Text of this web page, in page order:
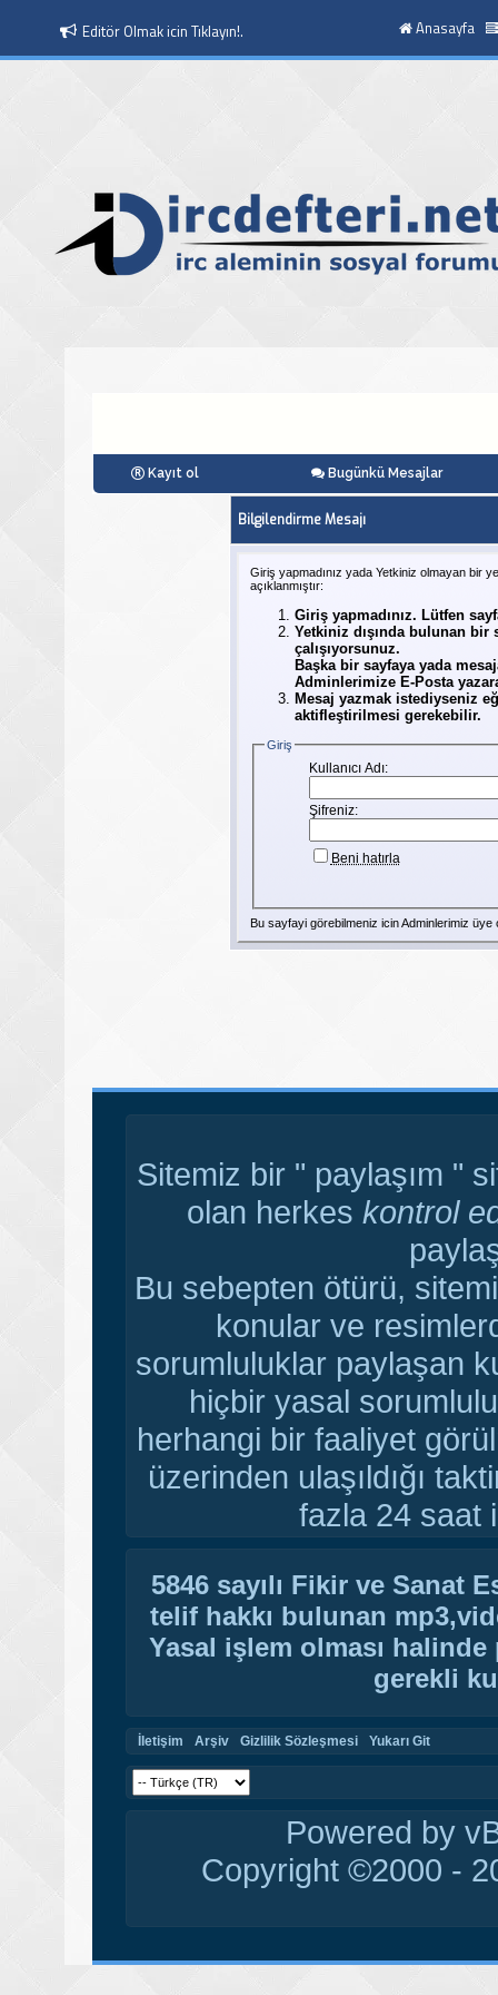
Editör Olmak icin Tıklayın!. Anasayfa
Kayıt ol Bugünkü Mesajlar
Bilgilendirme Mesajı
Giriş yapmadınız yada Yetkiniz olmayan bir
açıklanmıştır:
Giriş yapmadınız. Lütfen
Yetkiniz dışında bulunan bir
çalışıyorsunuz.
Başka bir sayfaya yada
Adminlerimize E-Posta
Mesaj yazmak istediyseniz
aktifleştirilmesi gerekebilir.
Giriş
Kullanıcı Adı:
Şifreniz:
Beni hatırla
Bu sayfayi görebilmeniz icin Adminlerimiz üye
Sitemiz bir " paylaşım "
olan herkes kontrol
Bu sebepten ötürü,
konular ve
sorumluluklar paylaşan
hiçbir yasal
herhangi bir faaliyet
üzerinden ulaşıldığı
fazla 24 saat
5846 sayılı Fikir ve Sanat
telif hakkı bulunan
Yasal işlem olması
gerekli
İletişim Arşiv Gizlilik Sözleşmesi Yukarı Git
Powered by
Copyright ©2000 -